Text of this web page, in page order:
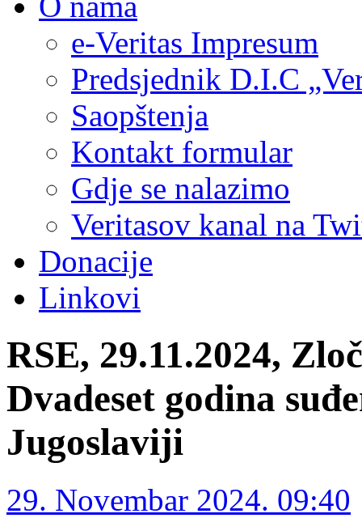
e-Veritas Impresum
Predsjednik D.I.C
Saopštenja
Kontakt formular
Gdje se nalazimo
Veritasov kanal na
Donacije
Linkovi
RSE, 29.11.2024,
Dvadeset godina
Jugoslaviji
29. Novembar 2024. 09:40